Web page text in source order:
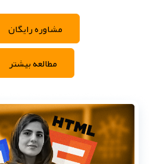
مشاوره رایگان
مطالعه بیشتر